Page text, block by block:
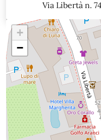
Via Libertà n.
+
−